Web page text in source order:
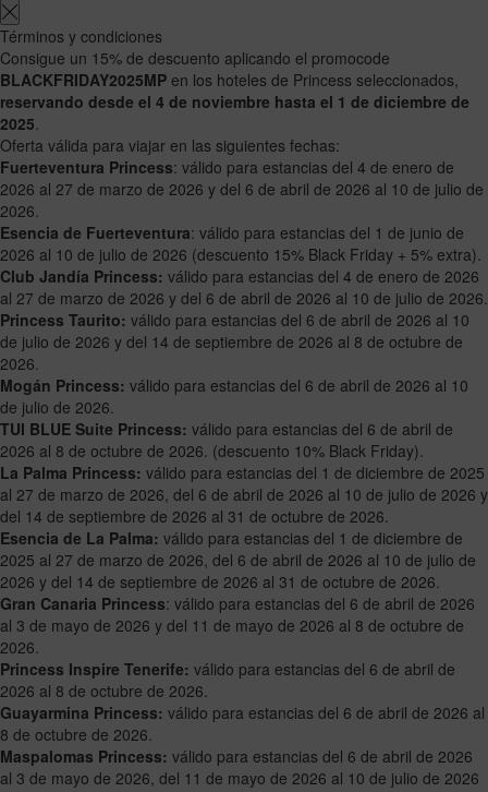
Términos y condiciones
Consigue un 15% de descuento aplicando el promocode
BLACKFRIDAY2025MP en los hoteles de Princess seleccionados,
reservando desde el 4 de noviembre hasta el 1 de diciembre de
2025
Oferta válida para viajar en las siguientes fechas:
Fuerteventura Princess: válido para estancias del 4 de enero de
2026 al 27 de marzo de 2026 y del 6 de abril de 2026 al 10 de julio de
2026.
Esencia de Fuerteventura: válido para estancias del 1 de junio de
2026 al 10 de julio de 2026 (descuento 15% Black Friday + 5% extra).
Club Jandía Princess: válido para estancias del 4 de enero de 2026
al 27 de marzo de 2026 y del 6 de abril de 2026 al 10 de julio de 2026.
Princess Taurito: válido para estancias del 6 de abril de 2026 al 10
de julio de 2026 y del 14 de septiembre de 2026 al 8 de octubre de
2026.
Mogán Princess: válido para estancias del 6 de abril de 2026 al 10
de julio de 2026.
TUI BLUE Suite Princess: válido para estancias del 6 de abril de
2026 al 8 de octubre de 2026. (descuento 10% Black Friday).
La Palma Princess: válido para estancias del 1 de diciembre de 2025
al 27 de marzo de 2026, del 6 de abril de 2026 al 10 de julio de 2026 y
del 14 de septiembre de 2026 al 31 de octubre de 2026.
Esencia de La Palma: válido para estancias del 1 de diciembre de
2025 al 27 de marzo de 2026, del 6 de abril de 2026 al 10 de julio de
2026 y del 14 de septiembre de 2026 al 31 de octubre de 2026.
Gran Canaria Princess: válido para estancias del 6 de abril de 2026
al 3 de mayo de 2026 y del 11 de mayo de 2026 al 8 de octubre de
2026.
Princess Inspire Tenerife: válido para estancias del 6 de abril de
2026 al 8 de octubre de 2026.
Guayarmina Princess: válido para estancias del 6 de abril de 2026 al
8 de octubre de 2026.
Maspalomas Princess: válido para estancias del 6 de abril de 2026
al 3 de mayo de 2026, del 11 de mayo de 2026 al 10 de julio de 2026